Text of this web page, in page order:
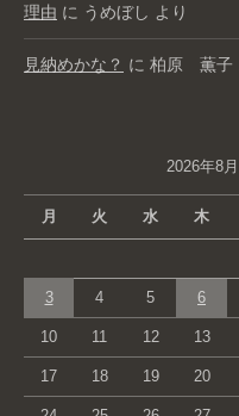
理由 に うめぼし より
見納めかな？ に 柏原 薫子
2026年8月
月 火 水 木
3 4 5 6
10 11 12 13
17 18 19 20